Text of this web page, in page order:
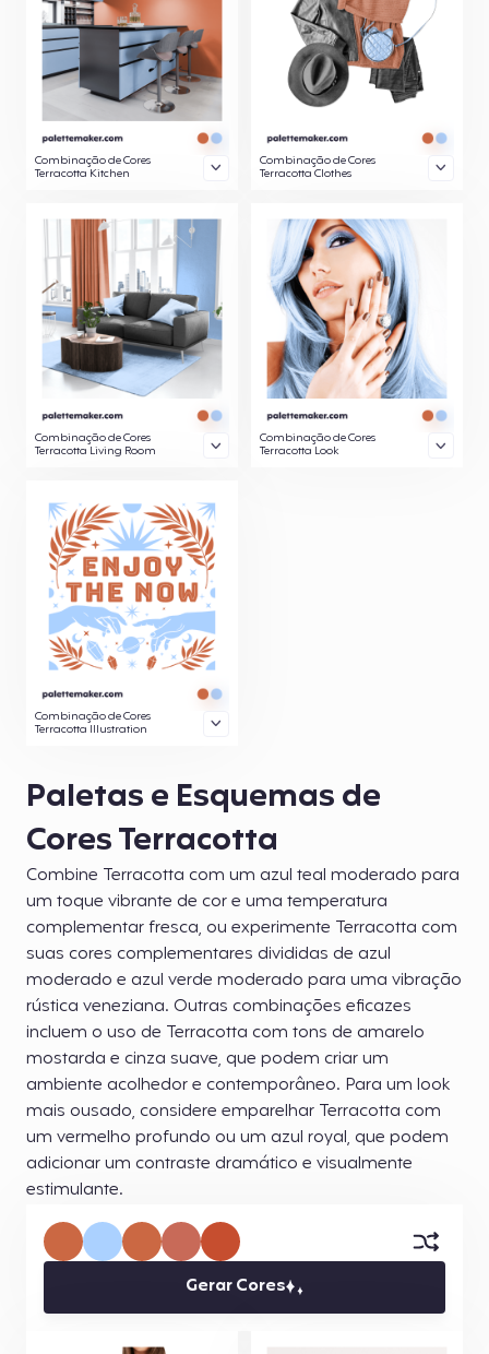
Combinação de Cores
Terracotta Kitchen
Combinação de Cores
Terracotta Clothes
Combinação de Cores
Terracotta Living Room
Combinação de Cores
Terracotta Look
Combinação de Cores
Terracotta Illustration
Paletas e Esquemas de
Cores Terracotta
Combine Terracotta com um azul teal moderado para
um toque vibrante de cor e uma temperatura
complementar fresca, ou experimente Terracotta com
suas cores complementares divididas de azul
moderado e azul verde moderado para uma vibração
rústica veneziana. Outras combinações eficazes
incluem o uso de Terracotta com tons de amarelo
mostarda e cinza suave, que podem criar um
ambiente acolhedor e contemporâneo. Para um look
mais ousado, considere emparelhar Terracotta com
um vermelho profundo ou um azul royal, que podem
adicionar um contraste dramático e visualmente
estimulante.
Gerar Cores